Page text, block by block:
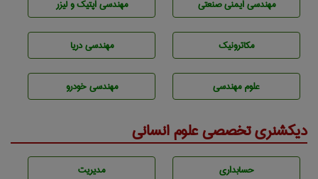
مهندسی ایمنی صنعتی مهندسی اپتیک و لیزر
مکاترونیک مهندسی دریا
علوم مهندسی مهندسی خودرو
دیکشنری تخصصی علوم انسانی
حسابداری مديريت